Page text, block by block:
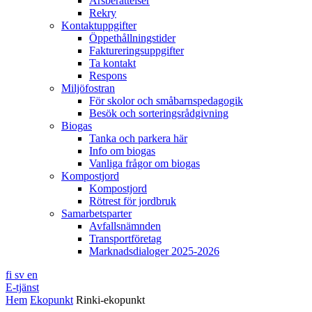
Rekry
Kontaktuppgifter
Öppethållningstider
Faktureringsuppgifter
Ta kontakt
Respons
Miljöfostran
För skolor och småbarnspedagogik
Besök och sorteringsrådgivning
Biogas
Tanka och parkera här
Info om biogas
Vanliga frågor om biogas
Kompostjord
Kompostjord
Rötrest för jordbruk
Samarbetsparter
Avfallsnämnden
Transportföretag
Marknadsdialoger 2025-2026
fi sv en
E-tjänst
Hem Ekopunkt Rinki-ekopunkt